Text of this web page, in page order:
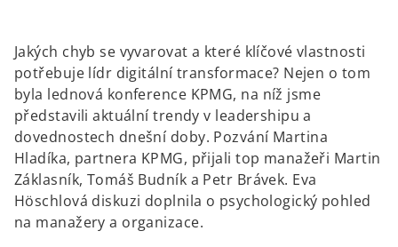
t
a
b
t
a
b
Jakých chyb se vyvarovat a které klíčové vlastnosti
potřebuje lídr digitální transformace? Nejen o tom
byla lednová konference KPMG, na níž jsme
představili aktuální trendy v leadershipu a
dovednostech dnešní doby. Pozvání Martina
Hladíka, partnera KPMG, přijali top manažeři Martin
Záklasník, Tomáš Budník a Petr Brávek. Eva
Höschlová diskuzi doplnila o psychologický pohled
na manažery a organizace.